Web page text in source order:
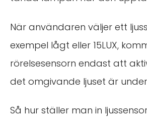
När användaren väljer ett
exempel lågt eller 15LUX,
rörelsesensorn endast att
det omgivande ljuset är under
Så hur ställer man in